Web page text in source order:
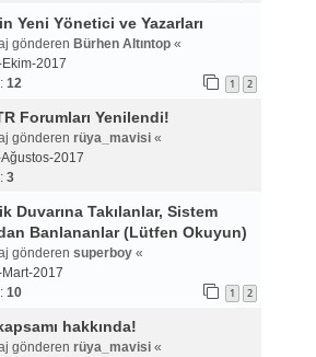
Yeni Yönetici ve Yazarları
gönderen Bürhen Altıntop«
2017
12 1 2
Forumları Yenilendi!
gönderen rüya_mavisi«
2017
3
Duvarına Takılanlar, Sistem
Banlananlar (Lütfen Okuyun)
gönderen superboy«
2017
10 1 2
hakkında!
gönderen rüya_mavisi«